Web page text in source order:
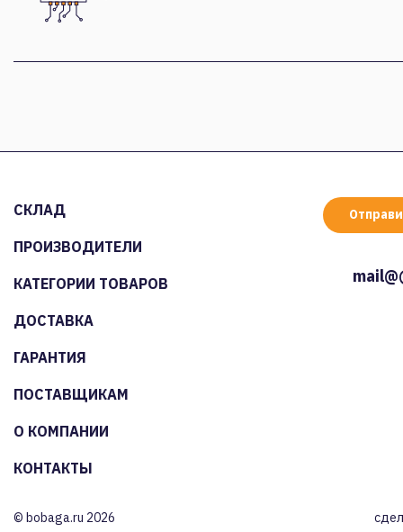
СКЛАД
ПРОИЗВОДИТЕЛИ
КАТЕГОРИИ ТОВАРОВ
ДОСТАВКА
ГАРАНТИЯ
ПОСТАВЩИКАМ
О КОМПАНИИ
КОНТАКТЫ
© bobaga.ru 2026